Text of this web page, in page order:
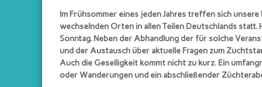
c
h
t
e
r
d
Im Frühsommer eines jeden Jahres treffen sich
wechselnden Orten in allen Teilen Deutschlands statt.
Sonntag. Neben der Abhandlung der für solche
und der Austausch über aktuelle Fragen zum
Auch die Geselligkeit kommt nicht zu kurz. Ein
oder Wanderungen und ein abschließender